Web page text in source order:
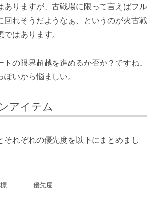
ありますが、古戦場に限って言えばフル
回れそうだようなぁ、というのが火古戦
はあります。
トの限界超越を進めるか否か？ですね。
いから悩ましい。
アイテム
それぞれの優先度を以下にまとめまし
優先度